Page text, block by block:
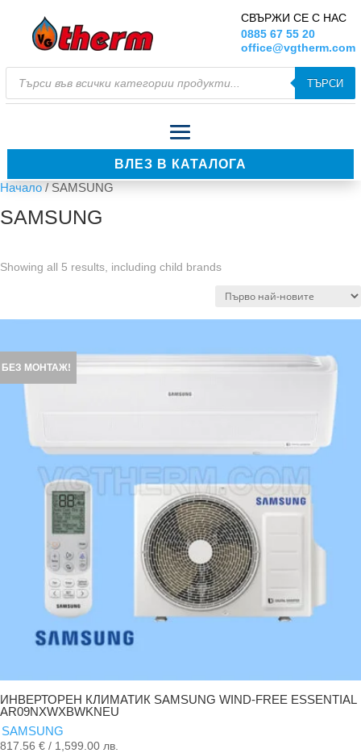
СВЪРЖИ СЕ С НАС
0885 67 55 20
office@vgtherm.com
Products
search
ТЪРСИ
ВЛЕЗ В КАТАЛОГА
Начало / SAMSUNG
SAMSUNG
Showing all 5 results, including child brands
БЕЗ МОНТАЖ!
ИНВЕРТОРЕН КЛИМАТИК SAMSUNG WIND-FREE ESSENTIAL
AR09NXWXBWKNEU
SAMSUNG
817.56 € / 1,599.00 лв.